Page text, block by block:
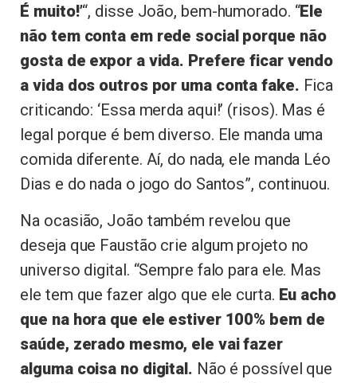
É muito!’“, disse João, bem-humorado. “Ele
não tem conta em rede social porque não
gosta de expor a vida. Prefere ficar vendo
a vida dos outros por uma conta fake. Fica
criticando: ‘Essa merda aqui!’ (risos). Mas é
legal porque é bem diverso. Ele manda uma
comida diferente. Aí, do nada, ele manda Léo
Dias e do nada o jogo do Santos”, continuou.
Na ocasião, João também revelou que
deseja que Faustão crie algum projeto no
universo digital. “Sempre falo para ele. Mas
ele tem que fazer algo que ele curta. Eu acho
que na hora que ele estiver 100% bem de
saúde, zerado mesmo, ele vai fazer
alguma coisa no digital. Não é possível que